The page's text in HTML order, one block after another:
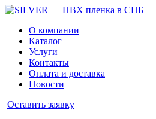
О компании
Каталог
Услуги
Контакты
Оплата и доставка
Новости
Оставить заявку